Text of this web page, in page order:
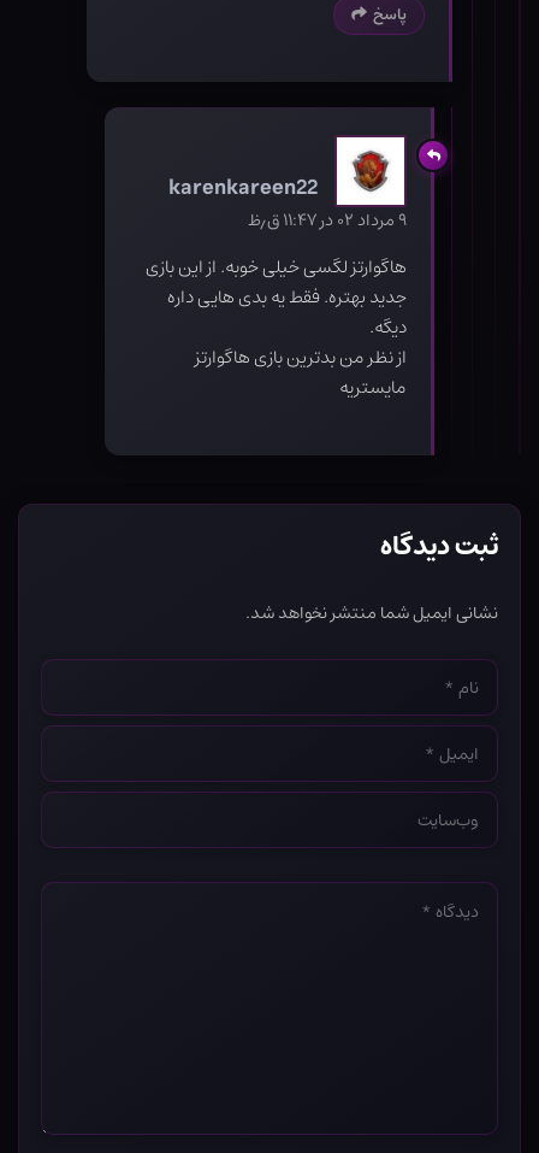
پاسخ
karenkareen22
۹ مرداد ۰۲ در ۱۱:۴۷ ق٫ظ
هاگوارتز لگسی خیلی خوبه. از این بازی
جدید بهتره. فقط یه بدی هایی داره
دیگه.
از نظر من بدترین بازی هاگوارتز
مایستریه
ثبت دیدگاه
نشانی ایمیل شما منتشر نخواهد شد.
نام
*
ایمیل
*
وب‌سایت
*
دیدگاه